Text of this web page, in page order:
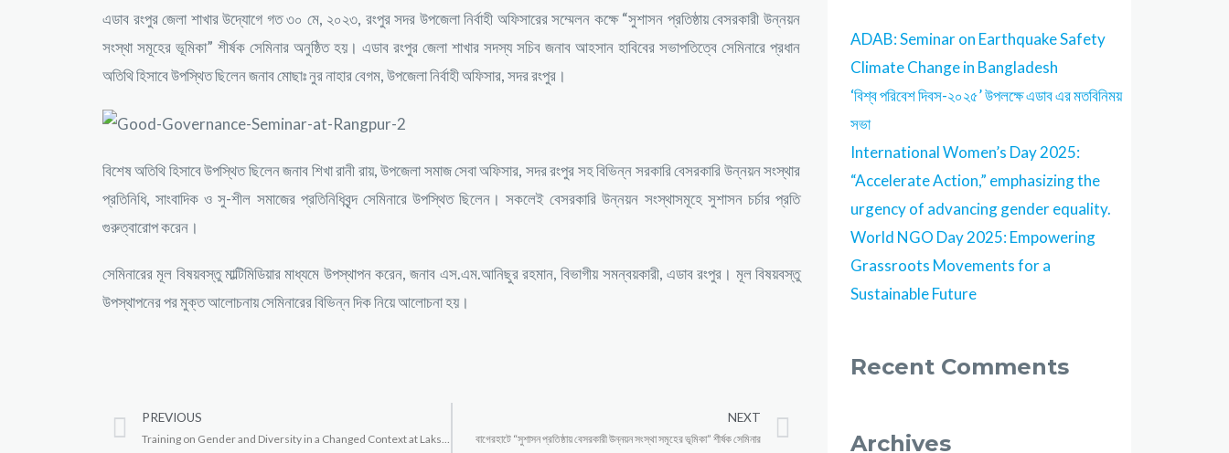
এডাব রংপুর জেলা শাখার উদ্যোগে গত ৩০ মে, ২০২৩, রংপুর সদর উপজেলা নির্বাহী অফিসারের সম্মেলন কক্ষে “সুশাসন প্রতিষ্ঠায় বেসরকারী উন্নয়ন
সংস্থা সমূহের ভূমিকা” শীর্ষক সেমিনার অনুষ্ঠিত হয়। এডাব রংপুর জেলা শাখার সদস্য সচিব জনাব আহসান হাবিবের সভাপতিত্বে সেমিনারে প্রধান
অতিথি হিসাবে উপস্থিত ছিলেন জনাব মোছাঃ নুর নাহার বেগম, উপজেলা নির্বাহী অফিসার, সদর রংপুর।
বিশেষ অতিথি হিসাবে উপস্থিত ছিলেন জনাব শিখা রানী রায়, উপজেলা সমাজ সেবা অফিসার, সদর রংপুর সহ বিভিন্ন সরকারি বেসরকারি উন্নয়ন সংস্থার
প্রতিনিধি, সাংবাদিক ও সু-শীল সমাজের প্রতিনিধিবৃন্দ সেমিনারে উপস্থিত ছিলেন। সকলেই বেসরকারি উন্নয়ন সংস্থাসমূহে সুশাসন চর্চার প্রতি
গুরুত্বারোপ করেন।
সেমিনারের মূল বিষয়বস্তু মাল্টিমিডিয়ার মাধ্যমে উপস্থাপন করেন, জনাব এস.এম.আনিছুর রহমান, বিভাগীয় সমন্বয়কারী, এডাব রংপুর। মূল বিষয়বস্তু
উপস্থাপনের পর মুক্ত আলোচনায় সেমিনারের বিভিন্ন দিক নিয়ে আলোচনা হয়।
PREVIOUS
Training on Gender and Diversity in a Changed Context at Lakshmipur
NEXT
বাগেরহাটে “সুশাসন প্রতিষ্ঠায় বেসরকারী উন্নয়ন সংস্থা সমূহের ভূমিকা” শীর্ষক সেমিনার
ADAB: Seminar on Earthquake Safety
Climate Change in Bangladesh
‘বিশ্ব পরিবেশ দিবস-২০২৫’ উপলক্ষে এডাব এর মতবিনিময়
সভা
International Women’s Day 2025:
“Accelerate Action,” emphasizing the
urgency of advancing gender equality.
World NGO Day 2025: Empowering
Grassroots Movements for a
Sustainable Future
Recent Comments
Archives